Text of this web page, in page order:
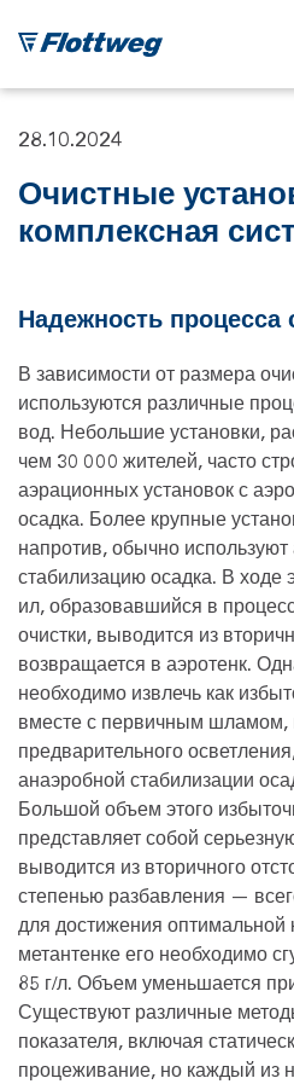
28.10.2024
Очистные
комплексная
Надежность
В зависимости от размера
используются различные
вод. Небольшие установки,
чем 30 000 жителей, часто
аэрационных установок с
осадка. Более крупные
напротив, обычно
стабилизацию осадка. В ходе
ил, образовавшийся в
очистки, выводится из
возвращается в аэротенк.
необходимо извлечь как
вместе с первичным шламом,
предварительного
анаэробной стабилизации
Большой объем этого
представляет собой
выводится из вторичного
степенью разбавления —
для достижения оптимальной
метантенке его необходимо
85 г/л. Объем уменьшается
Существуют различные
показателя, включая
процеживание, но каждый из